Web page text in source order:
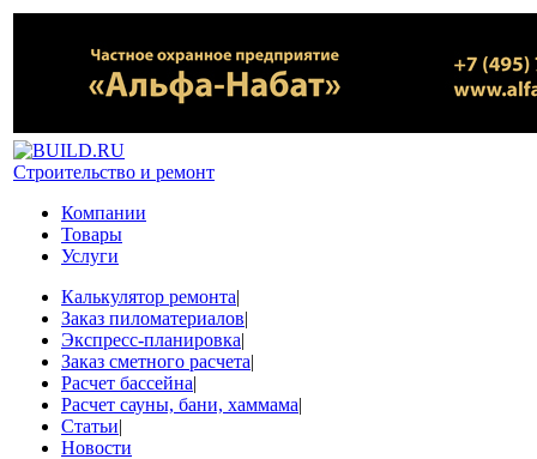
Строительство и ремонт
Компании
Товары
Услуги
Калькулятор ремонта|
Заказ пиломатериалов|
Экспресс-планировка|
Заказ сметного расчета|
Расчет бассейна|
Расчет сауны, бани, хаммама|
Статьи|
Новости